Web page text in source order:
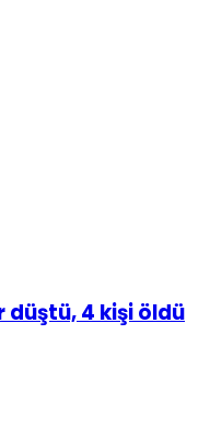
düştü, 4 kişi öldü